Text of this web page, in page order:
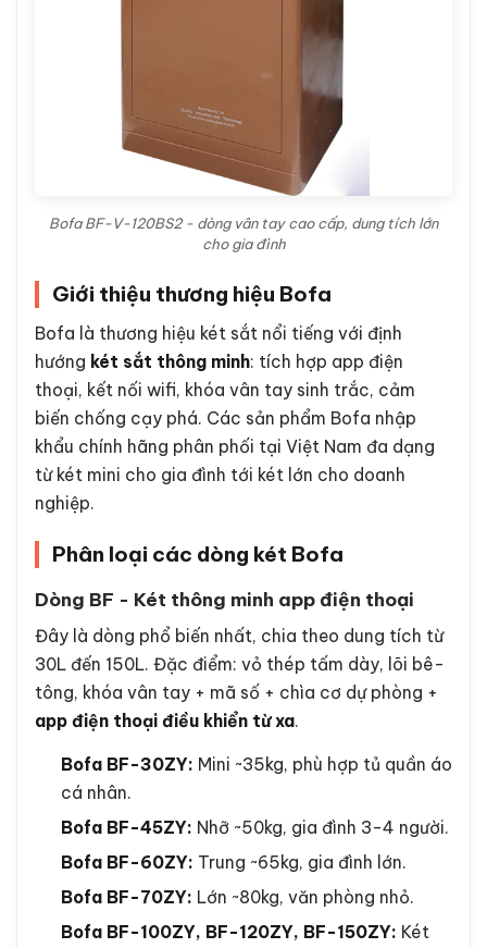
Bofa BF-V-120BS2 - dòng vân tay cao cấp, dung tích lớn
cho gia đình
Giới thiệu thương hiệu Bofa
Bofa là thương hiệu két sắt nổi tiếng với định
hướng két sắt thông minh: tích hợp app điện
thoại, kết nối wifi, khóa vân tay sinh trắc, cảm
biến chống cạy phá. Các sản phẩm Bofa nhập
khẩu chính hãng phân phối tại Việt Nam đa dạng
từ két mini cho gia đình tới két lớn cho doanh
nghiệp.
Phân loại các dòng két Bofa
Dòng BF - Két thông minh app điện thoại
Đây là dòng phổ biến nhất, chia theo dung tích từ
30L đến 150L. Đặc điểm: vỏ thép tấm dày, lõi bê-
tông, khóa vân tay + mã số + chìa cơ dự phòng +
app điện thoại điều khiển từ xa.
Bofa BF-30ZY: Mini ~35kg, phù hợp tủ quần áo
cá nhân.
Bofa BF-45ZY: Nhỡ ~50kg, gia đình 3-4 người.
Bofa BF-60ZY: Trung ~65kg, gia đình lớn.
Bofa BF-70ZY: Lớn ~80kg, văn phòng nhỏ.
Bofa BF-100ZY, BF-120ZY, BF-150ZY: Két